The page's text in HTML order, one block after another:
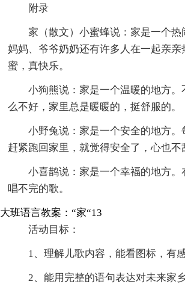
附录
家（散文）小蜜蜂说：家是一个热
妈妈、爷爷奶奶还有许多人在一起亲亲
蜜，真快乐。
小狗熊说：家是一个温暖的地方。
么不好，家里总是暖暖的，挺舒服的。
小野兔说：家是一个安全的地方。
赶紧跑回家里，就觉得安全了，心也不
小喜鹊说：家是一个幸福的地方。
唱不完的歌。
大班语言教案：“家“13
活动目标：
1、理解儿歌内容，能看图标，有
2、能用完整的语句表达对未来家